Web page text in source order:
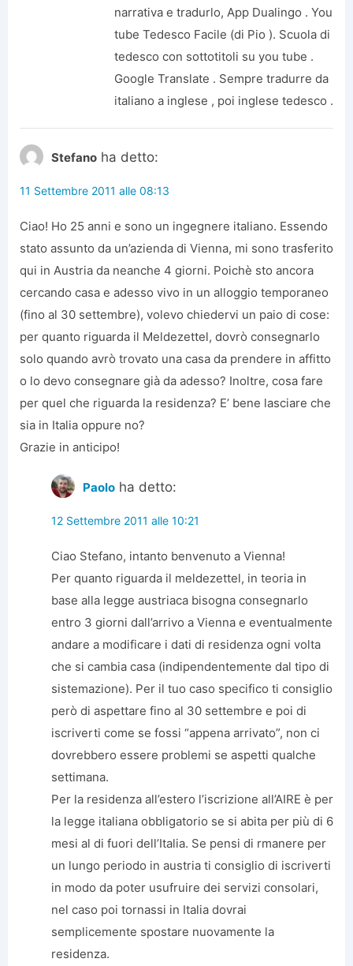
narrativa e tradurlo, App Dualingo . You
tube Tedesco Facile (di Pio ). Scuola di
tedesco con sottotitoli su you tube .
Google Translate . Sempre tradurre da
italiano a inglese , poi inglese tedesco .
Stefano ha detto:
11 Settembre 2011 alle 08:13
Ciao! Ho 25 anni e sono un ingegnere italiano. Essendo
stato assunto da un’azienda di Vienna, mi sono trasferito
qui in Austria da neanche 4 giorni. Poichè sto ancora
cercando casa e adesso vivo in un alloggio temporaneo
(fino al 30 settembre), volevo chiedervi un paio di cose:
per quanto riguarda il Meldezettel, dovrò consegnarlo
solo quando avrò trovato una casa da prendere in affitto
o lo devo consegnare già da adesso? Inoltre, cosa fare
per quel che riguarda la residenza? E’ bene lasciare che
sia in Italia oppure no?
Grazie in anticipo!
Paolo ha detto:
12 Settembre 2011 alle 10:21
Ciao Stefano, intanto benvenuto a Vienna!
Per quanto riguarda il meldezettel, in teoria in
base alla legge austriaca bisogna consegnarlo
entro 3 giorni dall’arrivo a Vienna e eventualmente
andare a modificare i dati di residenza ogni volta
che si cambia casa (indipendentemente dal tipo di
sistemazione). Per il tuo caso specifico ti consiglio
però di aspettare fino al 30 settembre e poi di
iscriverti come se fossi “appena arrivato”, non ci
dovrebbero essere problemi se aspetti qualche
settimana.
Per la residenza all’estero l’iscrizione all’AIRE è per
la legge italiana obbligatorio se si abita per più di 6
mesi al di fuori dell’Italia. Se pensi di rmanere per
un lungo periodo in austria ti consiglio di iscriverti
in modo da poter usufruire dei servizi consolari,
nel caso poi tornassi in Italia dovrai
semplicemente spostare nuovamente la
residenza.